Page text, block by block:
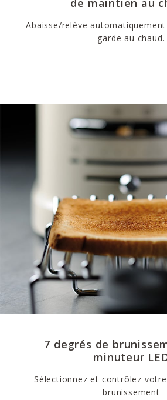
de maintien au
Abaisse/relève
garde au chaud.
7 degrés de
minuteur
Sélectionnez et contrôlez
brunissement